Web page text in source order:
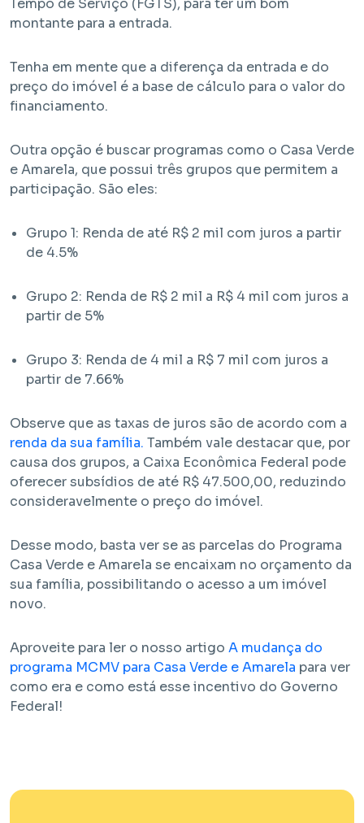
Tempo de Serviço (FGTS), para ter um bom
montante para a entrada.
Tenha em mente que a diferença da entrada e do
preço do imóvel é a base de cálculo para o valor do
financiamento.
Outra opção é buscar programas como o Casa Verde
e Amarela, que possui três grupos que permitem a
participação. São eles:
Grupo 1: Renda de até R$ 2 mil com juros a partir
de 4.5%
Grupo 2: Renda de R$ 2 mil a R$ 4 mil com juros a
partir de 5%
Grupo 3: Renda de 4 mil a R$ 7 mil com juros a
partir de 7.66%
Observe que as taxas de juros são de acordo com a
renda da sua família. Também vale destacar que, por
causa dos grupos, a Caixa Econômica Federal pode
oferecer subsídios de até R$ 47.500,00, reduzindo
consideravelmente o preço do imóvel.
Desse modo, basta ver se as parcelas do Programa
Casa Verde e Amarela se encaixam no orçamento da
sua família, possibilitando o acesso a um imóvel
novo.
Aproveite para ler o nosso artigo A mudança do
programa MCMV para Casa Verde e Amarela para ver
como era e como está esse incentivo do Governo
Federal!